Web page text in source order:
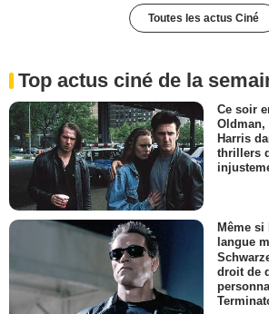
Toutes les actus Ciné
Top actus ciné de la
Ce soir
Oldman,
Harris
thrillers
Même si
langue
droit de